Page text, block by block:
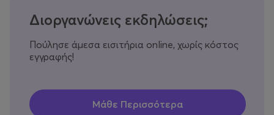
Διοργανώνεις εκδηλώσεις;
Πούλησε άμεσα εισιτήρια online, χωρίς κόστος
εγγραφής!